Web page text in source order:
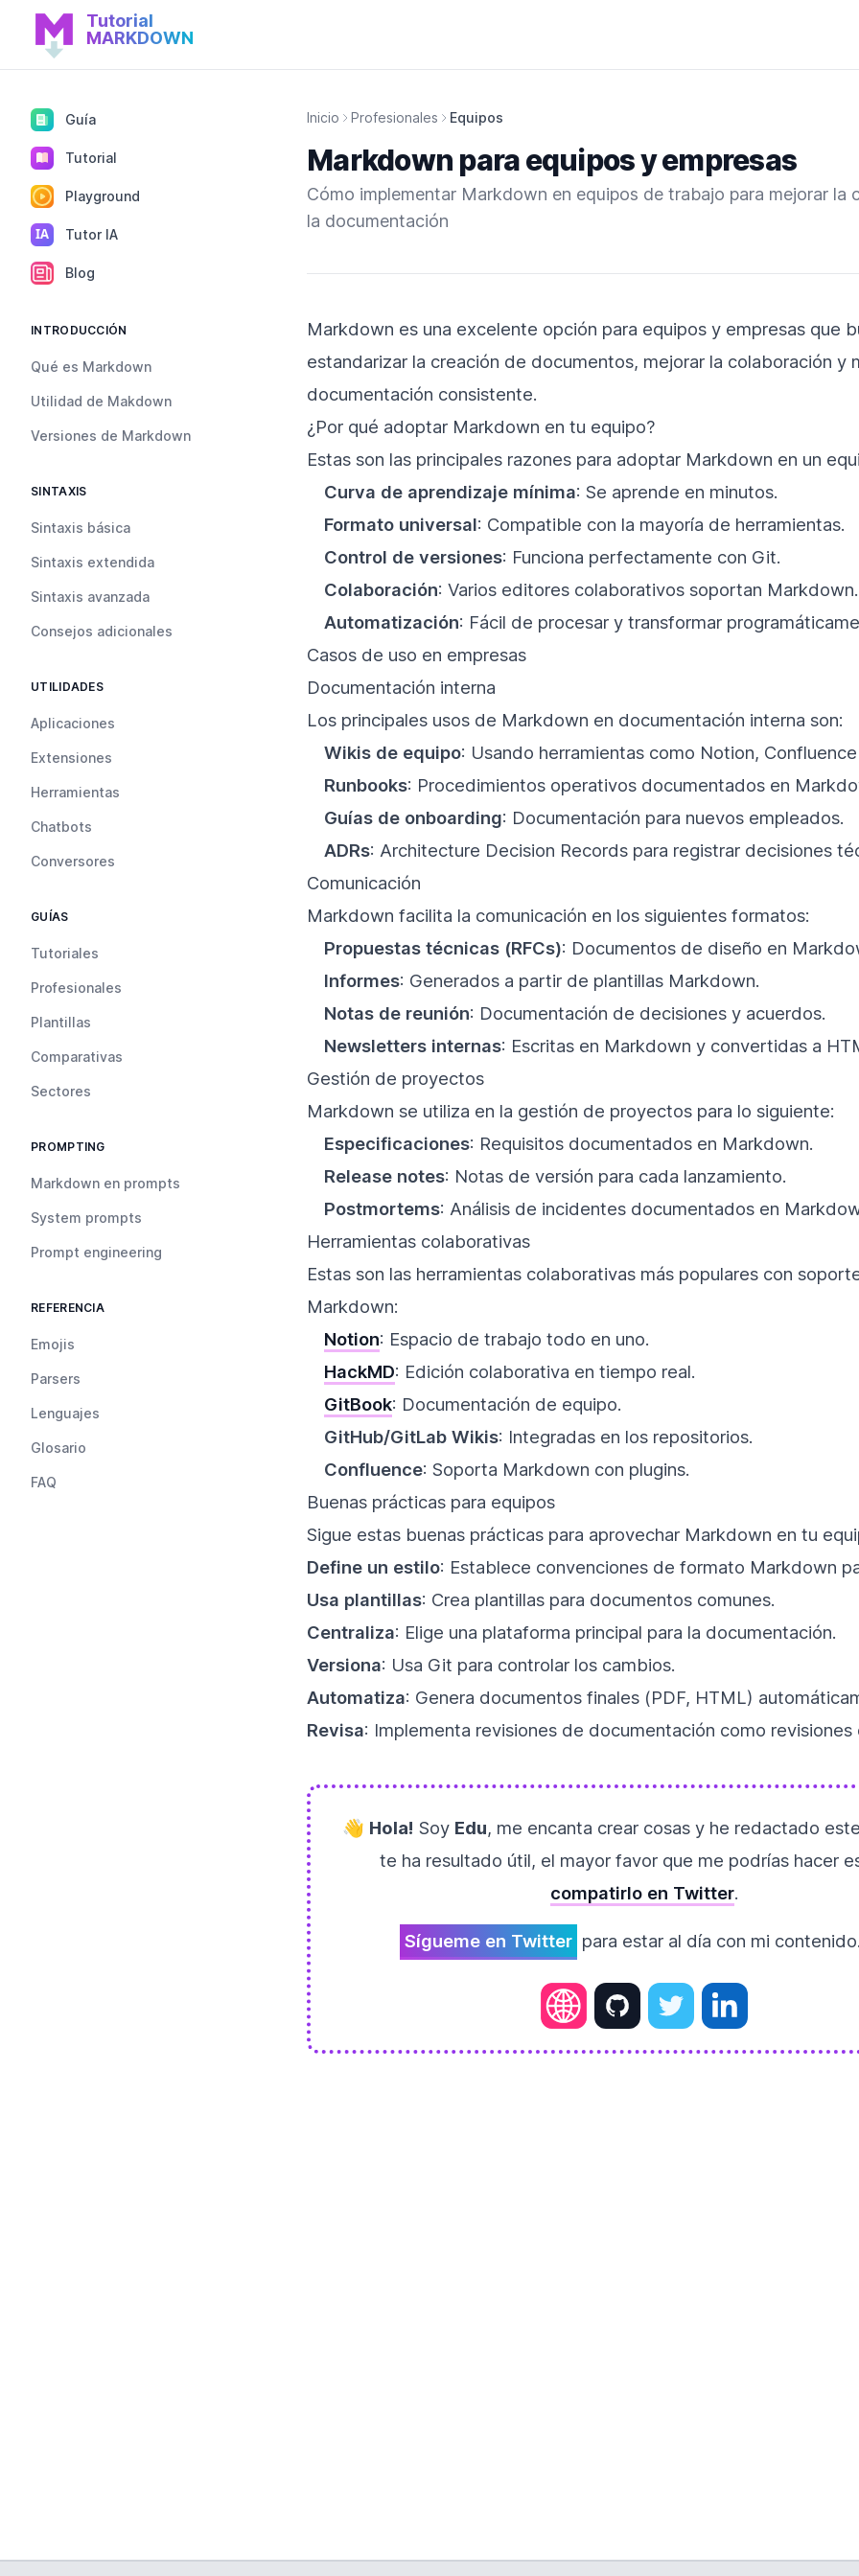
Inicio de Tutorial MARDOWN
Tutorial
MARKDOWN
Guía
Tutorial
Playground
IA Tutor IA
Blog
INTRODUCCIÓN
Qué es Markdown
Utilidad de Makdown
Versiones de Markdown
SINTAXIS
Sintaxis básica
Sintaxis extendida
Sintaxis avanzada
Consejos adicionales
UTILIDADES
Aplicaciones
Extensiones
Herramientas
Chatbots
Conversores
GUÍAS
Tutoriales
Profesionales
Plantillas
Comparativas
Sectores
PROMPTING
Markdown en prompts
System prompts
Prompt engineering
REFERENCIA
Emojis
Parsers
Lenguajes
Glosario
FAQ
Inicio Profesionales Equipos
Markdown para equipos y empresas
Cómo implementar Markdown en equipos de trabajo para mejorar la
la documentación
Markdown es una excelente opción para equipos y empresas que
estandarizar la creación de documentos, mejorar la colaboración y
documentación consistente.
¿Por qué adoptar Markdown en tu equipo?
Estas son las principales razones para adoptar Markdown en un
Curva de aprendizaje mínima: Se aprende en minutos.
Formato universal: Compatible con la mayoría de herramientas.
Control de versiones: Funciona perfectamente con Git.
Colaboración: Varios editores colaborativos soportan Markdown.
Automatización: Fácil de procesar y transformar
Casos de uso en empresas
Documentación interna
Los principales usos de Markdown en documentación interna son:
Wikis de equipo: Usando herramientas como Notion,
Runbooks: Procedimientos operativos documentados en
Guías de onboarding: Documentación para nuevos empleados.
ADRs: Architecture Decision Records para registrar decisiones
Comunicación
Markdown facilita la comunicación en los siguientes formatos:
Propuestas técnicas (RFCs): Documentos de diseño en
Informes: Generados a partir de plantillas Markdown.
Notas de reunión: Documentación de decisiones y acuerdos.
Newsletters internas: Escritas en Markdown y convertidas a
Gestión de proyectos
Markdown se utiliza en la gestión de proyectos para lo siguiente:
Especificaciones: Requisitos documentados en Markdown.
Release notes: Notas de versión para cada lanzamiento.
Postmortems: Análisis de incidentes documentados en
Herramientas colaborativas
Estas son las herramientas colaborativas más populares con
Markdown:
Notion: Espacio de trabajo todo en uno.
HackMD: Edición colaborativa en tiempo real.
GitBook: Documentación de equipo.
GitHub/GitLab Wikis: Integradas en los repositorios.
Confluence: Soporta Markdown con plugins.
Buenas prácticas para equipos
Sigue estas buenas prácticas para aprovechar Markdown en tu
Define un estilo: Establece convenciones de formato Markdown
Usa plantillas: Crea plantillas para documentos comunes.
Centraliza: Elige una plataforma principal para la documentación.
Versiona: Usa Git para controlar los cambios.
Automatiza: Genera documentos finales (PDF, HTML)
Revisa: Implementa revisiones de documentación como revisiones
👋 Hola! Soy Edu, me encanta crear cosas y he redactado
te ha resultado útil, el mayor favor que me podrías hacer
compatirlo en Twitter.
Sígueme en Twitter para estar al día con mi